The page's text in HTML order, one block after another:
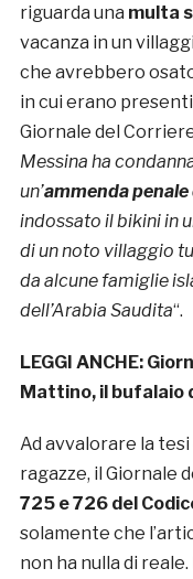
riguarda una multa
vacanza in un
che avrebbero
in cui erano
Giornale del
Messina ha
un’ammenda
indossato il bikini in
di un noto villaggio
da alcune famiglie
dell’Arabia Saudita“.
LEGGI ANCHE:
Mattino, il bufalaio
Ad avvalorare la
ragazze, il Giornale
725 e 726 del
solamente che
non ha nulla di reale.